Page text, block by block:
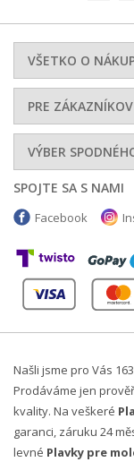
VŠETKO O
PRE ZÁKAZNÍKOV
VÝBER
SPOJTE SA S NAMI
Facebook
Našli jsme pro Vás
Prodáváme jen
kvality. Na veškeré
garanci, záruku 24
levné Plavky pre